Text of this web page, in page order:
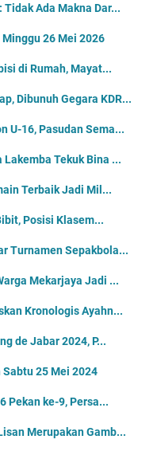
Ada Makna Dar...
26 Mei 2026
di Rumah, Mayat...
Dibunuh Gegara KDR...
U-16, Pasudan Sema...
Tekuk Bina ...
Terbaik Jadi Mil...
Posisi Klasem...
Turnamen Sepakbola...
Mekarjaya Jadi ...
Kronologis Ayahn...
de Jabar 2024, P...
25 Mei 2024
Pekan ke-9, Persa...
Merupakan Gamb...